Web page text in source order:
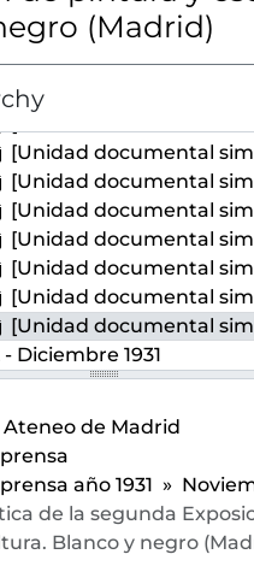
(Madrid)
[Unidad documental simple] 25b - 1931-11-25. Continúa el debate sobre la
[Unidad documental simple] 25c - 1931-11-25. Cursillo científico-práctico de fonética
[Unidad documental simple] 25d - 1931-11-25. El Ateneo y el asunto
[Unidad documental simple] 27a - 1931-11-27. Conferencia del doctor
[Unidad documental simple] 27c - 1931-11-27. Conferencia del doctor
[Unidad documental simple] 27d - 1931-11-27. Anuncio del homenaje a Pi y
[Unidad documental simple] 27e - 1931-11-27. Memoria de la Sección Iberoamericana y continuación del debate
[Unidad documental simple] 27f - 1931-11-27. Reseña del debate de ayer sobre el proyecto de
[Unidad documental simple] 29a - 1931-11-29. Anécdota de un ateneísta y el sastre que se
[Unidad documental simple] 29b - 1931-11-29. Mitin feminista presidido por Clara
[Unidad documental simple] 15b - 1931-11-15. Crítica de la segunda Exposición de pintura y
- Diciembre 1931
- Recortes de prensa año
Ateneo de Madrid
año 1931
de la segunda
Blanco y negro